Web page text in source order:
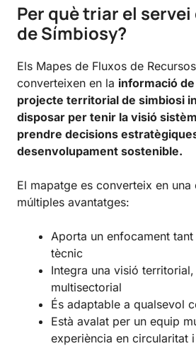
Per què triar el
de Símbiosy?
Els Mapes de Fluxos de
converteixen en la informació
projecte territorial de simbiosi
disposar per tenir la visió
prendre decisions
desenvolupament sostenible.
El mapatge es converteix en
múltiples avantatges:
Aporta un enfocament
tècnic
Integra una visió
multisectorial
És adaptable a qualsevol
Està avalat per un equip
experiència en circularitat